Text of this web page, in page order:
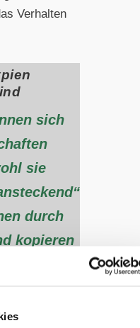
Verhalten
sich
sie
durch
kopieren